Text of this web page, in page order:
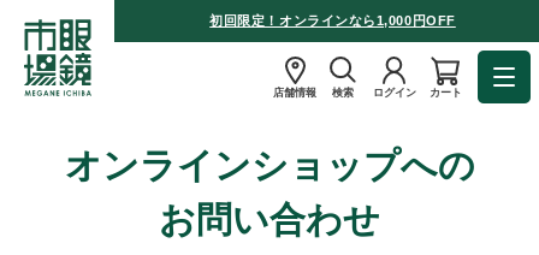
初回限定！オンラインなら1,000円OFF
店舗情報 検索 ログイン カート
オンラインショップへの
お問い合わせ